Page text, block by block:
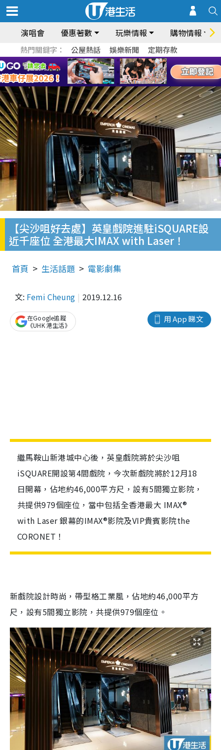
演唱會 優惠著數 玩樂情報 購物情報
熱門關鍵字： 公屋熱話 娛樂新聞 定期存款
【尖沙咀好去處】英皇戲院進駐iSQUARE設
近千座位 全港最大IMAX with Laser！
首頁 生活話題 電影劇集
文: Femi Cheung 2019.12.16
用 App 睇文
在Google追蹤
《UHK 港生活》
繼馬鞍山新港城中心後，英皇戲院將於尖沙咀
iSQUARE開設第4間戲院，今次新戲院將於12月18
日開幕，佔地約46,000平方尺，設有5間獨立影院，
共提供979個座位，當中包括全香港最大 IMAX®
with Laser 銀幕的IMAX®影院及VIP貴賓影院the
CORONET！
新戲院設計時尚，帶型格工業風，佔地約46,000平方
尺，設有5間獨立影院，共提供979個座位。